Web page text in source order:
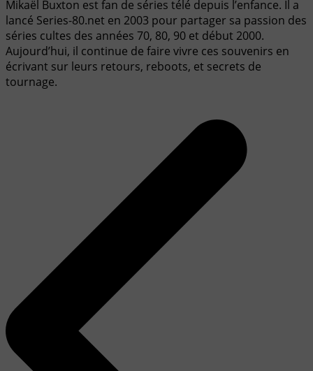
Mikaël Buxton est fan de séries télé depuis l’enfance. Il a
lancé Series-80.net en 2003 pour partager sa passion des
séries cultes des années 70, 80, 90 et début 2000.
Aujourd’hui, il continue de faire vivre ces souvenirs en
écrivant sur leurs retours, reboots, et secrets de
tournage.